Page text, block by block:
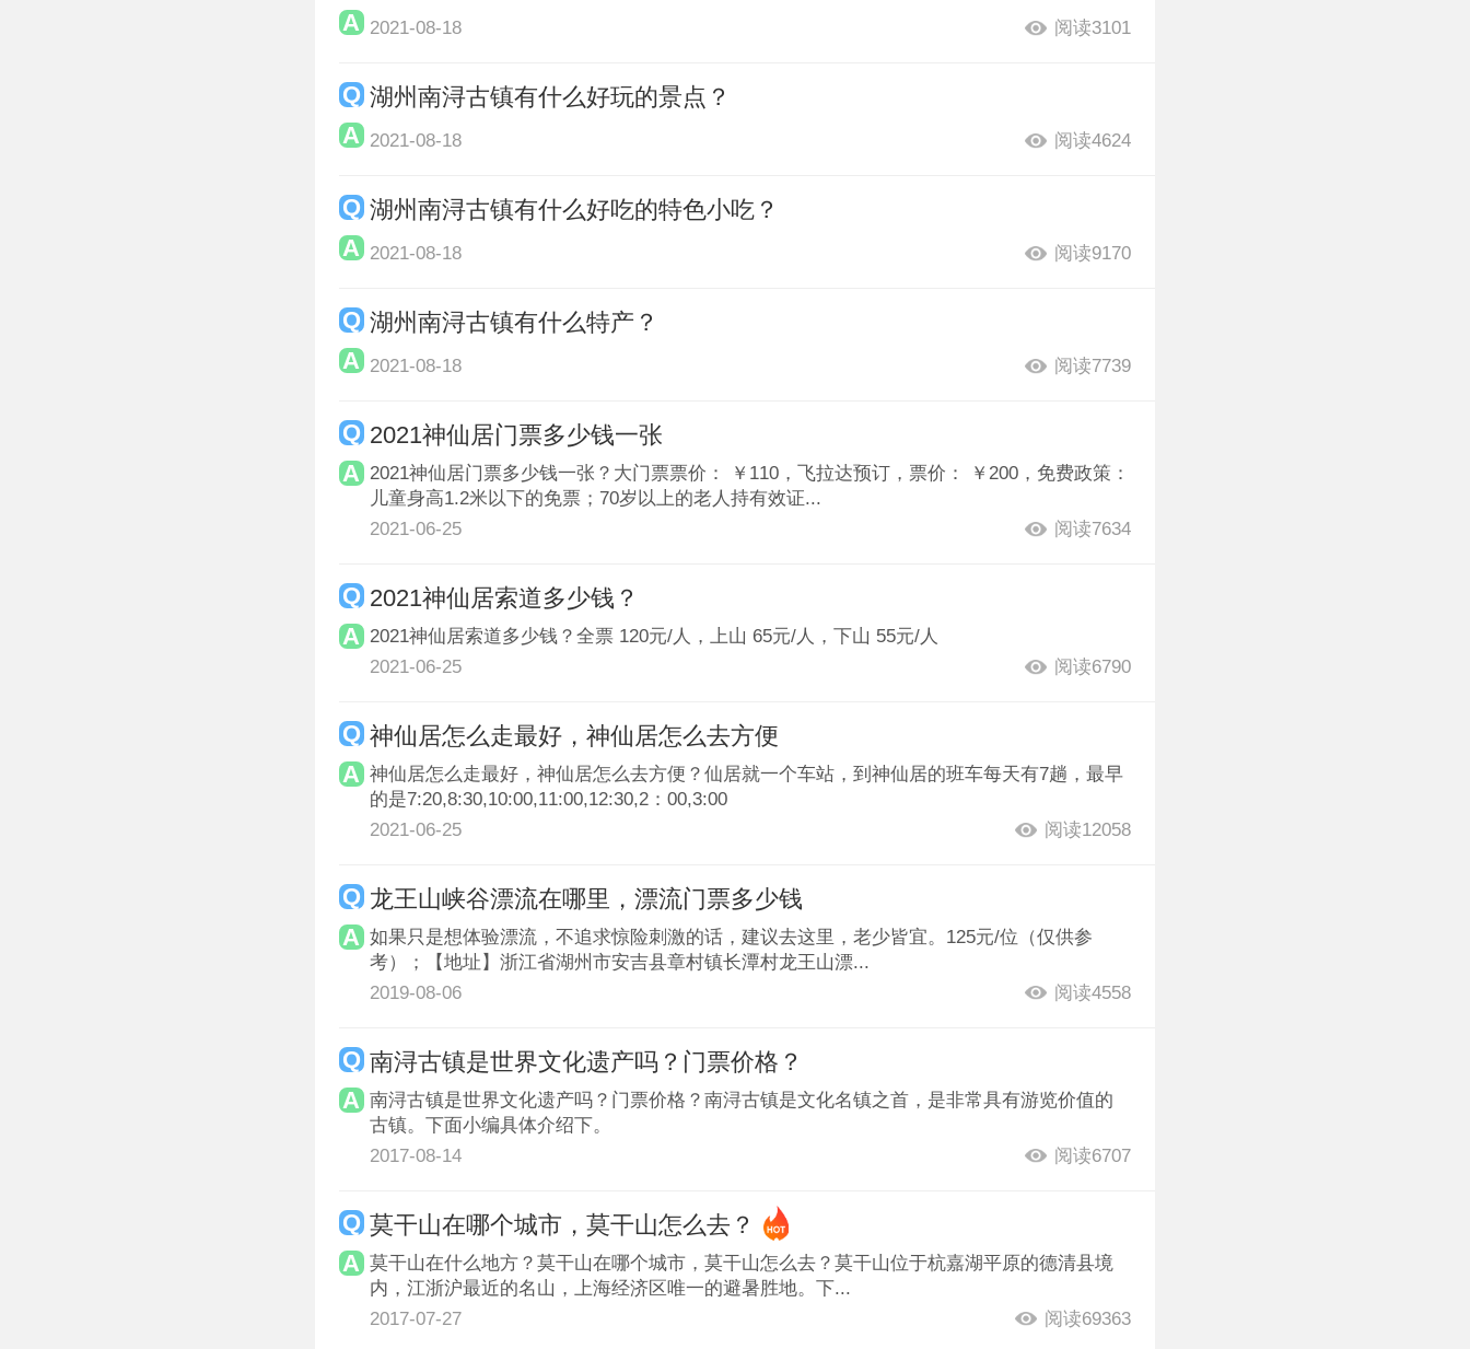
2021-08-18 阅读3101
湖州南浔古镇有什么好玩的景点？
2021-08-18 阅读4624
湖州南浔古镇有什么好吃的特色小吃？
2021-08-18 阅读9170
湖州南浔古镇有什么特产？
2021-08-18 阅读7739
2021神仙居门票多少钱一张
2021神仙居门票多少钱一张？大门票票价： ￥110，飞拉达预订，票价： ￥200，免费政策：
儿童身高1.2米以下的免票；70岁以上的老人持有效证...
2021-06-25
阅读7634
2021神仙居索道多少钱？
2021神仙居索道多少钱？全票 120元/人，上山 65元/人，下山 55元/人
2021-06-25
阅读6790
神仙居怎么走最好，神仙居怎么去方便
神仙居怎么走最好，神仙居怎么去方便？仙居就一个车站，到神仙居的班车每天有7趟，最早
的是7:20,8:30,10:00,11:00,12:30,2：00,3:00
2021-06-25
阅读12058
龙王山峡谷漂流在哪里，漂流门票多少钱
如果只是想体验漂流，不追求惊险刺激的话，建议去这里，老少皆宜。125元/位（仅供参
考）；【地址】浙江省湖州市安吉县章村镇长潭村龙王山漂...
2019-08-06
阅读4558
南浔古镇是世界文化遗产吗？门票价格？
南浔古镇是世界文化遗产吗？门票价格？南浔古镇是文化名镇之首，是非常具有游览价值的
古镇。下面小编具体介绍下。
2017-08-14
阅读6707
莫干山在哪个城市，莫干山怎么去？
莫干山在什么地方？莫干山在哪个城市，莫干山怎么去？莫干山位于杭嘉湖平原的德清县境
内，江浙沪最近的名山，上海经济区唯一的避暑胜地。下...
2017-07-27
阅读69363